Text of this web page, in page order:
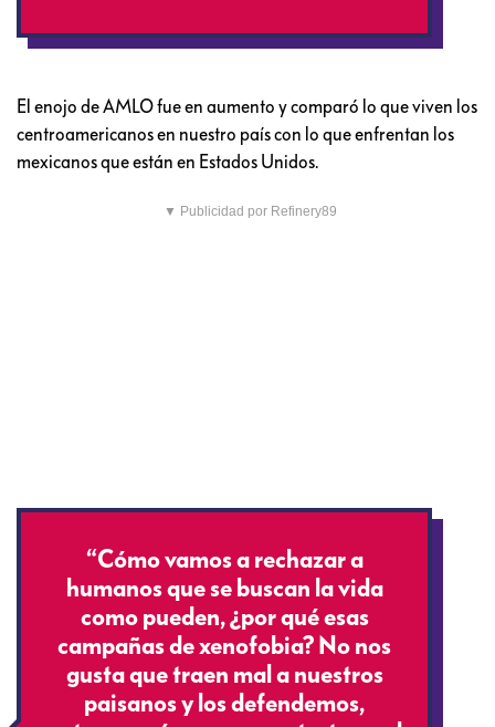
El enojo de AMLO fue en aumento y comparó lo que viven los
centroamericanos en nuestro país con lo que enfrentan los
mexicanos que están en Estados Unidos.
▼ Publicidad por Refinery89
“Cómo vamos a rechazar a
humanos que se buscan la vida
como pueden, ¿por qué esas
campañas de xenofobia? No nos
gusta que traen mal a nuestros
paisanos y los defendemos,